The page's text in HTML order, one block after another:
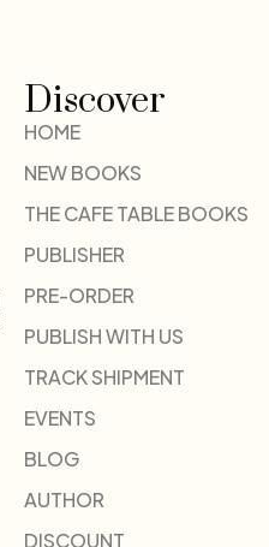
Discover
HOME
NEW BOOKS
THE CAFE TABLE BOOKS
PUBLISHER
PRE-ORDER
PUBLISH WITH US
TRACK SHIPMENT
EVENTS
BLOG
AUTHOR
DISCOUNT